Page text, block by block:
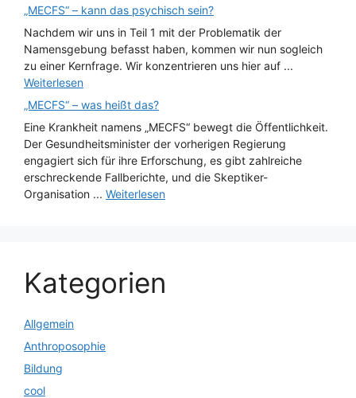
„MECFS“ – kann das psychisch sein?
Nachdem wir uns in Teil 1 mit der Problematik der
Namensgebung befasst haben, kommen wir nun sogleich
zu einer Kernfrage. Wir konzentrieren uns hier auf ...
Weiterlesen
„MECFS“ – was heißt das?
Eine Krankheit namens „MECFS“ bewegt die Öffentlichkeit.
Der Gesundheitsminister der vorherigen Regierung
engagiert sich für ihre Erforschung, es gibt zahlreiche
erschreckende Fallberichte, und die Skeptiker-
Organisation ... Weiterlesen
Kategorien
Allgemein
Anthroposophie
Bildung
cool